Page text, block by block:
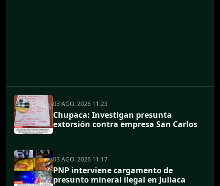
03 AGO. 2026 11:23
Chupaca: Investigan presunta
extorsión contra empresa San Carlos
03 AGO. 2026 11:17
PNP interviene cargamento de
presunto mineral ilegal en Juliaca